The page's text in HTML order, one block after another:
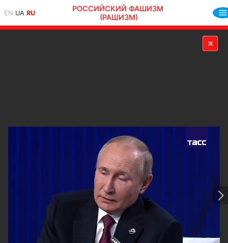
EN UA RU
РОССИЙСКИЙ ФАШИЗМ
(РАШИЗМ)
✕